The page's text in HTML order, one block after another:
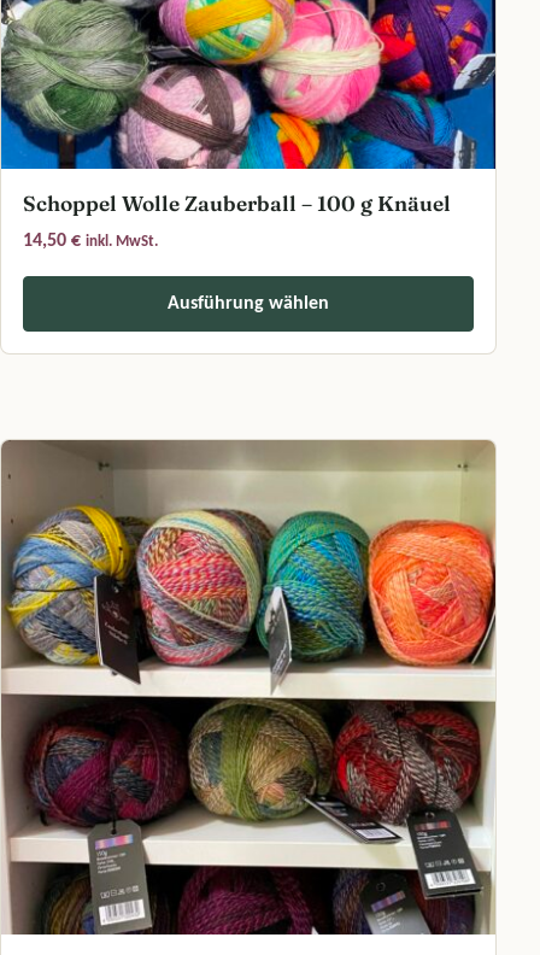
Schoppel Wolle Zauberball – 100 g Knäuel
14,50 € inkl. MwSt.
Ausführung wählen